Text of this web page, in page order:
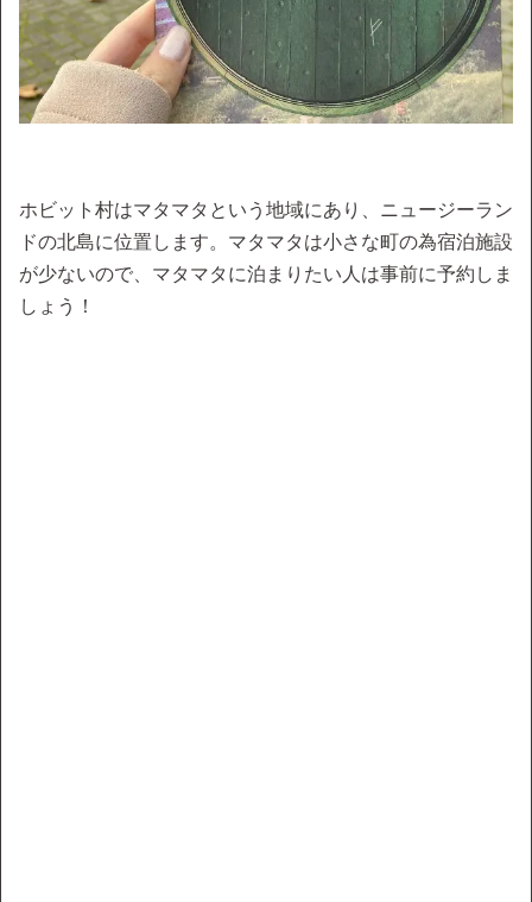
ホビット村はマタマタという地域にあり、ニュージーラン
ドの北島に位置します。マタマタは小さな町の為宿泊施設
が少ないので、マタマタに泊まりたい人は事前に予約しま
しょう！